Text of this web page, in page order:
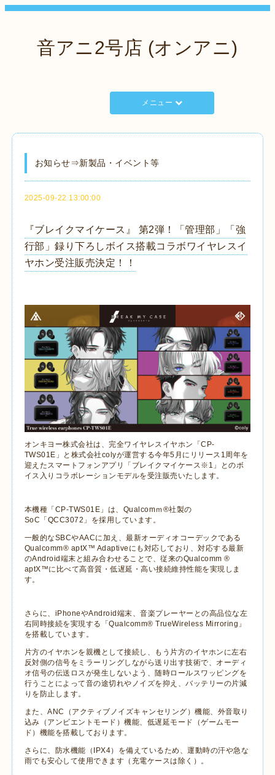
音アニ2号店 (オンアニ)
メニュー
お知らせ⇒新製品・イベント等
2025-09-22 13:00:00
『ブレイクマイケース』 第2弾！「管理部」「強
行部」録り下ろしボイス搭載コラボワイヤレスイ
ヤホン受注販売決定！！
オンキヨー株式会社は、完全ワイヤレスイヤホン「CP-
TWS01E 」 と株式会社colyが運営する今年5 月にリリース 1周年を
迎えたスマートフォンアプリ「ブレイクマイケース※ 1 」とのボ
イス入りコラボレーションモデルを受注販売いたします。
本機種「 CP-TWS01E 」は、 Qualcomｍ®社製の
SoC 「 QCC3072 」を採用しています。
一般的なSBCやAACに加え、最新オーディオコーデックである
Qualcomm® aptX™ Adaptive にも対応しており、対応する最新
のAndroid 端末と組み合わせることで、従来のQualcomm ®
aptX™に比べて高音質・低遅延・高い接続維持性能を実現しま
す。
さらに、 iPhoneやAndroid 端末、音楽プレーヤーとの高品位な左
右同時接続を実現する「Qualcomm® TrueWireless Mirroring 」
を搭載しています。
片方のイヤホンを親機として接続し、もう片方のイヤホンに左右
反対側の信号をミラーリングしながら送り出す技術で、オーディ
オ信号の伝送ロスが発生しないよう、随時ロールスワッピングを
行うことによって音の途切れやノイズを抑え、バッテリーの片減
りを防止します。
また、ANC
（アクティブノイズキャンセリング）機能、外音取り
込み（アンビエントモード）機能、低遅延モード（ゲームモー
ド）機能を搭載しております。
さらに、防水機能（ IPX4）を備えているため、運動時の汗や急な
雨でも安心して使用できます（充電ケースは除く）。